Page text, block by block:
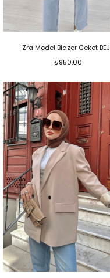
Zra Model Blazer Ceket BEJ
₺950,00